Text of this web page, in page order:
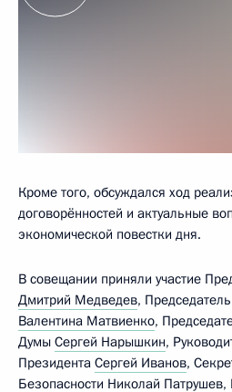
Кроме того, обсуждался ход
договорённостей и актуальные
экономической повестки дня.
В совещании приняли участие
Дмитрий Медведев,
Валентина Матвиенко,
Думы Сергей Нарышкин,
Президента Сергей Иванов,
Безопасности Николай Патрушев,